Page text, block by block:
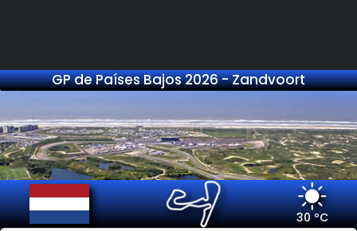
GP de Países Bajos 2026 - Zandvoort
30 ºC